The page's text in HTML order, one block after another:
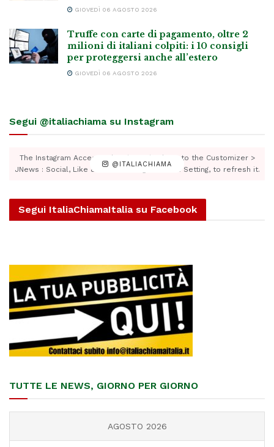
GIOVEDÌ 06 AGOSTO 2026
Truffe con carte di pagamento, oltre 2
milioni di italiani colpiti: i 10 consigli
per proteggersi anche all’estero
GIOVEDÌ 06 AGOSTO 2026
Segui @italiachiama su Instagram
@ITALIACHIAMA
The Instagram Access Token is expired, Go to the Customizer >
JNews : Social, Like & View > Instagram Feed Setting, to refresh it.
Segui ItaliaChiamaItalia su Facebook
TUTTE LE NEWS, GIORNO PER GIORNO
AGOSTO 2026